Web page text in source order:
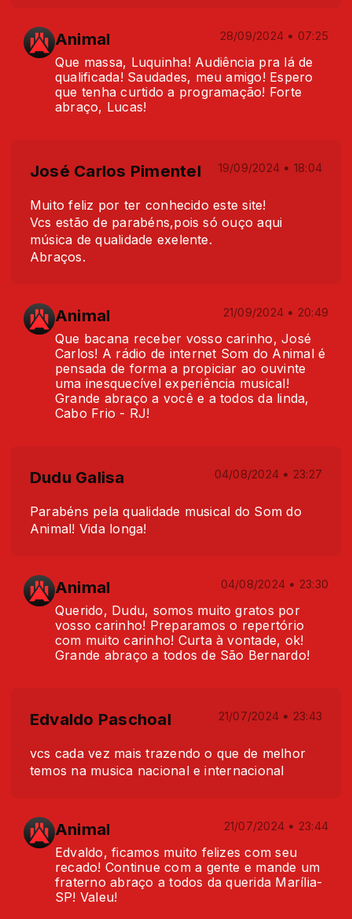
Animal 28/09/2024 • 07:25
Que massa, Luquinha! Audiência pra lá de
qualificada! Saudades, meu amigo! Espero
que tenha curtido a programação! Forte
abraço, Lucas!
José Carlos Pimentel 19/09/2024 • 18:04
Muito feliz por ter conhecido este site!
Vcs estão de parabéns,pois só ouço aqui
música de qualidade exelente.
Abraços.
Animal 21/09/2024 • 20:49
Que bacana receber vosso carinho, José
Carlos! A rádio de internet Som do Animal é
pensada de forma a propiciar ao ouvinte
uma inesquecível experiência musical!
Grande abraço a você e a todos da linda,
Cabo Frio - RJ!
Dudu Galisa 04/08/2024 • 23:27
Parabéns pela qualidade musical do Som do
Animal! Vida longa!
Animal 04/08/2024 • 23:30
Querido, Dudu, somos muito gratos por
vosso carinho! Preparamos o repertório
com muito carinho! Curta à vontade, ok!
Grande abraço a todos de São Bernardo!
Edvaldo Paschoal 21/07/2024 • 23:43
vcs cada vez mais trazendo o que de melhor
temos na musica nacional e internacional
Animal 21/07/2024 • 23:44
Edvaldo, ficamos muito felizes com seu
recado! Continue com a gente e mande um
fraterno abraço a todos da querida Marília-
SP! Valeu!